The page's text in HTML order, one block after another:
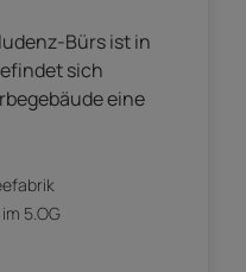
Bürs ist in
sich
eine
5.OG